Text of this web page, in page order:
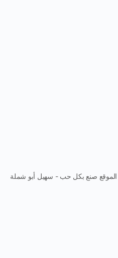
الموقع صنع بكل حب - سهيل أبو شملة